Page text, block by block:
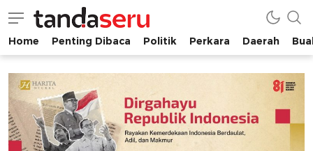
tandaseru.com | Penting Dibaca
tandaseru.com
Home Penting Dibaca Politik Perkara Daerah